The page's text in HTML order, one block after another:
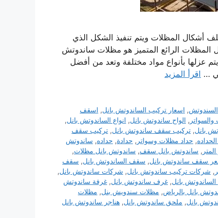
أشكال المظلات ويتم تنفيذ الشكل الذي
الرائع المتميز هو مظلات ساندوتش
عزلها بأنواع مواد مختلفة وتعد من أفضل
… اقرأ المزيد
, اسعار تركيب الساندوتش بانل, اسقف
والسواتر , الواح ساندوتش بانل, انواع الساندوتش بانل,
بانل, تركيب سقف ساندوتش بانل, تركيب سقف
, حداد مظلات وسواتر , حدادة, حداده, ساندوتش
, ساندوتش بانل سقف, ساندوتش بانل مظلات,
سقف ساندوتش بانل, سقف الساندوتش بانل, سقف
, شركات تركيب ساندوتش بانل, شركات ساندوتش بانل,
بانل, غرف ساندوتش بانل, غرفة ساندوتش
بانل بالرياض, مظلات سندويش بنل, مظلات
بانل, ملحق ساندوتش بانل, هناجر ساندوتش بانل